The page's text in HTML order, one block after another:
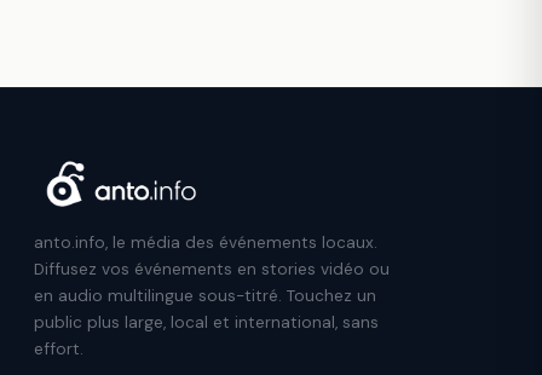
anto.info, le média des événements locaux.
Diffusez vos événements en stories vidéo ou
en audio multilingue sous-titré. Touchez un
public plus large, local et international, sans
effort.